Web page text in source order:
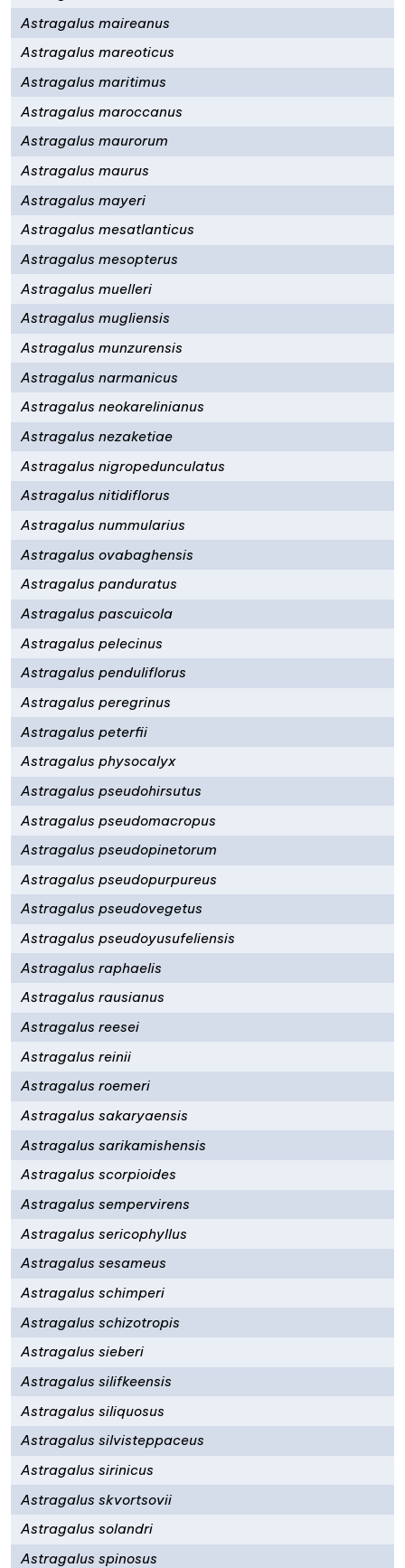
Astragalus maireanus
Astragalus mareoticus
Astragalus maritimus
Astragalus maroccanus
Astragalus maurorum
Astragalus maurus
Astragalus mayeri
Astragalus mesatlanticus
Astragalus mesopterus
Astragalus muelleri
Astragalus mugliensis
Astragalus munzurensis
Astragalus narmanicus
Astragalus neokarelinianus
Astragalus nezaketiae
Astragalus nigropedunculatus
Astragalus nitidiflorus
Astragalus nummularius
Astragalus ovabaghensis
Astragalus panduratus
Astragalus pascuicola
Astragalus pelecinus
Astragalus penduliflorus
Astragalus peregrinus
Astragalus peterfii
Astragalus physocalyx
Astragalus pseudohirsutus
Astragalus pseudomacropus
Astragalus pseudopinetorum
Astragalus pseudopurpureus
Astragalus pseudovegetus
Astragalus pseudoyusufeliensis
Astragalus raphaelis
Astragalus rausianus
Astragalus reesei
Astragalus reinii
Astragalus roemeri
Astragalus sakaryaensis
Astragalus sarikamishensis
Astragalus scorpioides
Astragalus sempervirens
Astragalus sericophyllus
Astragalus sesameus
Astragalus schimperi
Astragalus schizotropis
Astragalus sieberi
Astragalus silifkeensis
Astragalus siliquosus
Astragalus silvisteppaceus
Astragalus sirinicus
Astragalus skvortsovii
Astragalus solandri
Astragalus spinosus